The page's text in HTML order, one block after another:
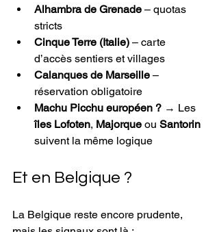
Alhambra de Grenade – quotas
stricts
Cinque Terre (Italie) – carte
d’accès sentiers et villages
Calanques de Marseille –
réservation obligatoire
Machu Picchu européen ? → Les
îles Lofoten, Majorque ou Santorin
suivent la même logique
Et en Belgique ?
La Belgique reste encore prudente,